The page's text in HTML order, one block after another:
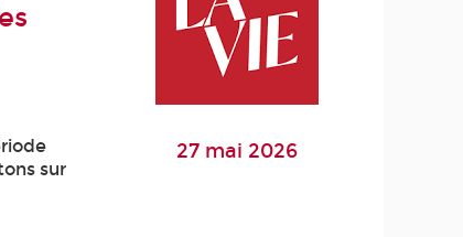
sur
27 mai 2026